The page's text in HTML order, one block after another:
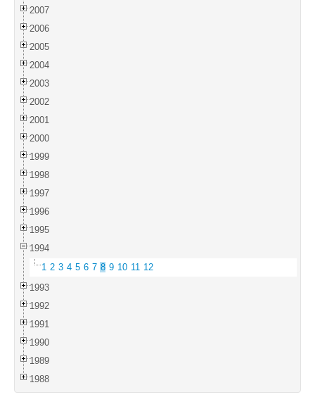
2007
2006
2005
2004
2003
2002
2001
2000
1999
1998
1997
1996
1995
1994
1 2 3 4 5 6 7 8 9 10 11 12
1993
1992
1991
1990
1989
1988